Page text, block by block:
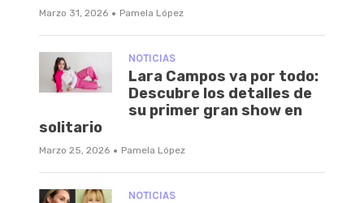
Marzo 31, 2026 · Pamela López
NOTICIAS
Lara Campos va por todo:
Descubre los detalles de
su primer gran show en
solitario
Marzo 25, 2026 · Pamela López
NOTICIAS